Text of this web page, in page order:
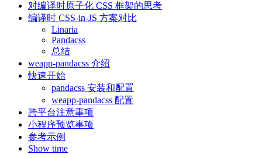
对编译时原子化 CSS 框架的思考
编译时 CSS-in-JS 方案对比
Linaria
Pandacss
总结
weapp-pandacss 介绍
快速开始
pandacss 安装和配置
weapp-pandacss 配置
跨平台注意事项
小程序预览事项
参考示例
Show time